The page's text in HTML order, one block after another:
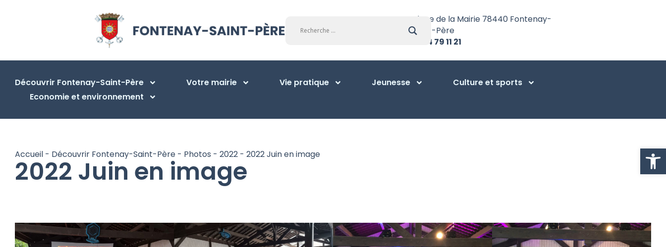
Ouvrir
Place de la Mairie 78440 Fontenay-
Saint-Père
01 34 79 11 21
Découvrir Fontenay-Saint-Père Votre mairie Vie pratique Jeunesse
Culture et sports
Economie et environnement
Accueil - Découvrir Fontenay-Saint-Père - Photos - 2022 - 2022 Juin en image
2022 Juin en image